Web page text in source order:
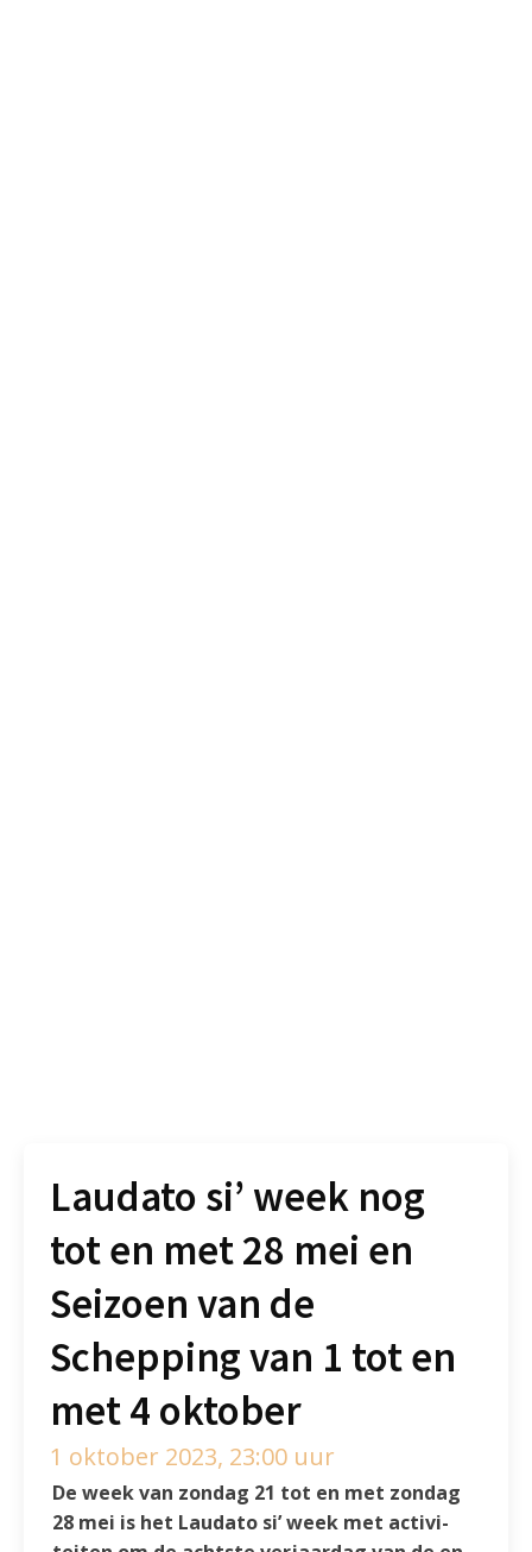
Laudato si’ week nog
tot en met 28 mei en
Seizoen van de
Schepping van 1 tot en
met 4 oktober
1 oktober 2023, 23:00 uur
De week van zon­dag 21 tot en met zon­dag
28 mei is het Laudato si’ week met ac­ti­vi­